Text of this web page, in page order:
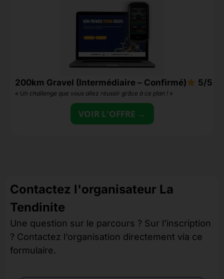
200km Gravel (Intermédiaire – Confirmé) 5/5
« Un challenge que vous allez réussir grâce à ce plan ! »
VOIR L'OFFRE →
Contactez l'organisateur La
Tendinite
Une question sur le parcours ? Sur l’inscription
? Contactez l’organisation directement via ce
formulaire.